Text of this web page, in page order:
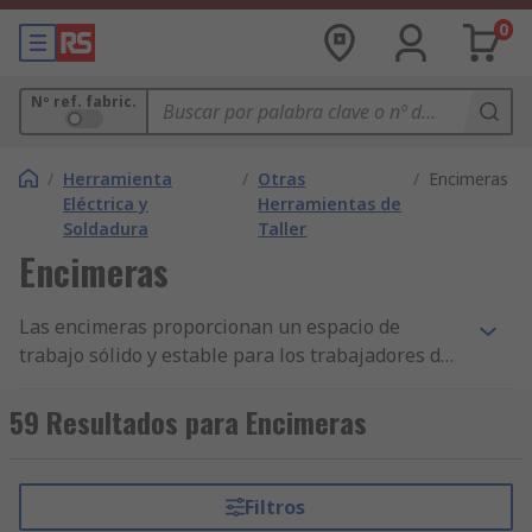
0
Nº ref. fabric.
/ Herramienta
Eléctrica y
Soldadura
/ Otras
Herramientas de
Taller
/ Encimeras
Encimeras
Las encimeras proporcionan un espacio de
trabajo sólido y estable para los trabajadores de
reparación, empaquetadores y muchas otras
aplicaciones. Las encimeras utilizadas más
metal, con numerosas variaciones de ambos
materiales. Dentro de las encimeras de madera,
59 Resultados para Encimeras
Filtros